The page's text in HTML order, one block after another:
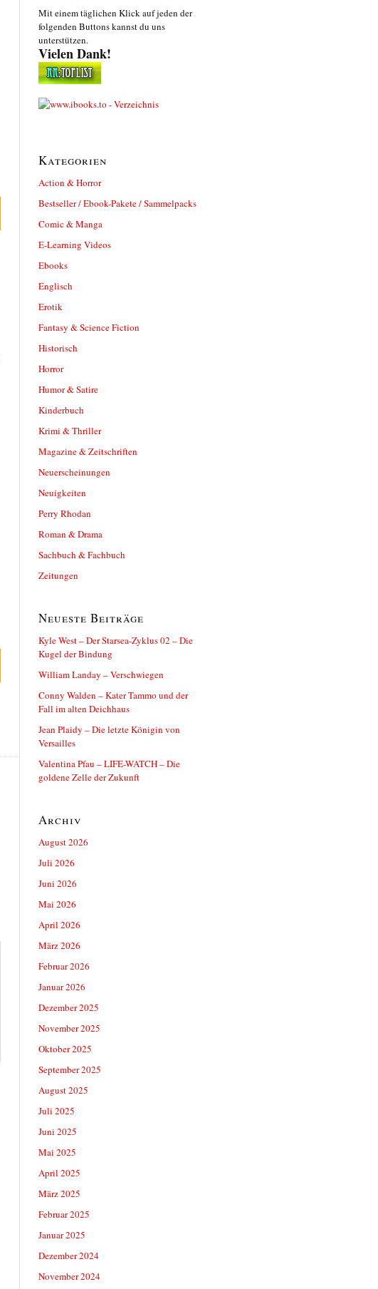
Mit einem täglichen Klick auf jeden der
folgenden Buttons kannst du uns
unterstützen.
Vielen Dank!
Kategorien
Action & Horror
Bestseller / Ebook-Pakete / Sammelpacks
Comic & Manga
E-Learning Videos
Ebooks
Englisch
Erotik
Fantasy & Science Fiction
Historisch
Horror
Humor & Satire
Kinderbuch
Krimi & Thriller
Magazine & Zeitschriften
Neuerscheinungen
Neuigkeiten
Perry Rhodan
Roman & Drama
Sachbuch & Fachbuch
Zeitungen
Neueste Beiträge
Kyle West – Der Starsea-Zyklus 02 – Die
Kugel der Bindung
William Landay – Verschwiegen
Conny Walden – Kater Tammo und der
Fall im alten Deichhaus
Jean Plaidy – Die letzte Königin von
Versailles
Valentina Pfau – LIFE-WATCH – Die
goldene Zelle der Zukunft
Archiv
August 2026
Juli 2026
Juni 2026
Mai 2026
April 2026
März 2026
Februar 2026
Januar 2026
Dezember 2025
November 2025
Oktober 2025
September 2025
August 2025
Juli 2025
Juni 2025
Mai 2025
April 2025
März 2025
Februar 2025
Januar 2025
Dezember 2024
November 2024